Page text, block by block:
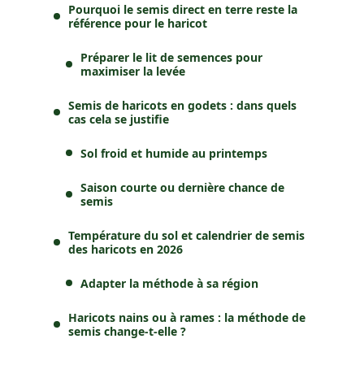
Pourquoi le semis direct en terre reste la
référence pour le haricot
Préparer le lit de semences pour
maximiser la levée
Semis de haricots en godets : dans quels
cas cela se justifie
Sol froid et humide au printemps
Saison courte ou dernière chance de
semis
Température du sol et calendrier de semis
des haricots en 2026
Adapter la méthode à sa région
Haricots nains ou à rames : la méthode de
semis change-t-elle ?